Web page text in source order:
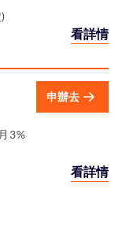
看詳情
申辦去
3%
看詳情